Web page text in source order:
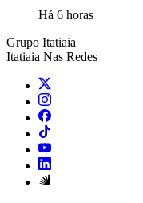
Há 6 horas
Grupo Itatiaia
Itatiaia Nas Redes